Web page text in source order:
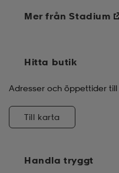
Handla tryggt
Mer från Stadium
Hitta butik
Adresser och öppettider
Till karta